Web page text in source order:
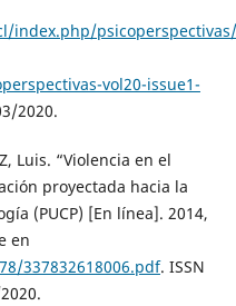
index.php/
vol20-issue1-
2020.
Luis. “Violencia en el
proyectada hacia la
(PUCP) [En línea]. 2014,
en
337832618006.pdf. ISSN